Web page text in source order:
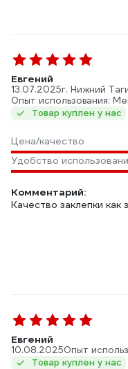
Евгений
13.07.2025г. Нижний
Опыт использования:
Товар куплен у нас
Цена/качество
Удобство
Комментарий:
Качество заклепки как
Евгений
10.08.2025Опыт
Товар куплен у нас